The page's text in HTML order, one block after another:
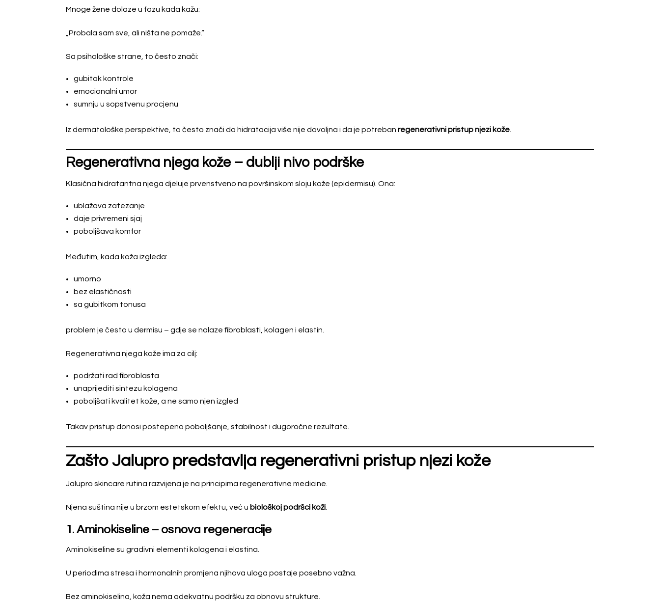
Mnoge žene dolaze u fazu kada kažu:
„Probala sam sve, ali ništa ne pomaže.“
Sa psihološke strane, to često znači:
gubitak kontrole
emocionalni umor
sumnju u sopstvenu procjenu
Iz dermatološke perspektive, to često znači da hidratacija više nije dovoljna i da je potrebanregenerativni pristup njezi kože
Regenerativna njega kože – dublji nivo podrške
Klasična hidratantna njega djeluje prvenstveno na površinskom sloju kože (epidermisu). Ona:
ublažava zatezanje
daje privremeni sjaj
poboljšava komfor
Međutim, kada koža izgleda:
umorno
bez elastičnosti
sa gubitkom tonusa
problem je često u dermisu – gdje se nalaze fibroblasti, kolagen i elastin.
Regenerativna njega kože ima za cilj:
podržati rad fibroblasta
unaprijediti sintezu kolagena
poboljšati kvalitet kože, a ne samo njen izgled
Takav pristup donosi postepeno poboljšanje, stabilnost i dugoročne rezultate.
Zašto Jalupro predstavlja regenerativni pristup njezi kože
Jalupro skincare rutina razvijena je na principima regenerativne medicine.
Njena suština nije u brzom estetskom efektu, već u biološkoj podršci koži
1. Aminokiseline – osnova regeneracije
Aminokiseline su gradivni elementi kolagena i elastina.
U periodima stresa i hormonalnih promjena njihova uloga postaje posebno važna.
Bez aminokiselina, koža nema adekvatnu podršku za obnovu strukture.